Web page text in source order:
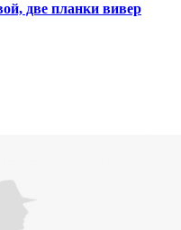
две планки вивер